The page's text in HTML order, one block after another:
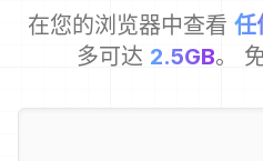
在您的浏览器中查看 任
多可达 2.5GB。